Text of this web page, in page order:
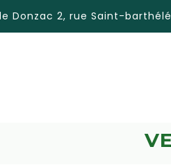
Donzac 2, rue Saint-